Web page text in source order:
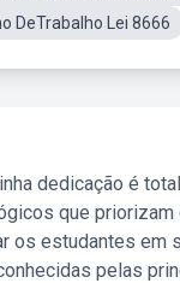
DeTrabalho Lei 8666
dedicação é
que
os estudantes em
pelas